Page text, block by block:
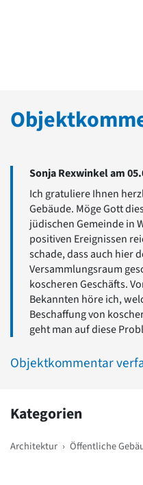
Sonja Rexwinkel am
Ich gratuliere Ihnen
Gebäude. Möge Gott
jüdischen Gemeinde in
positiven Ereignissen
schade, dass auch hier
Versammlungsraum
koscheren Geschäfts.
Bekannten höre ich,
Beschaffung von
geht man auf diese
Objektkommentar
Kategorien
Architektur › Öffentliche